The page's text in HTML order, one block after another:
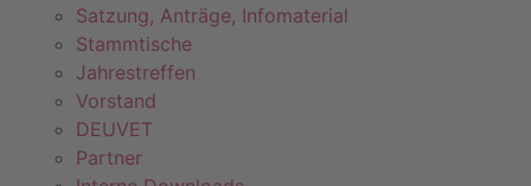
Satzung, Anträge, Infomaterial
Stammtische
Jahrestreffen
Vorstand
DEUVET
Partner